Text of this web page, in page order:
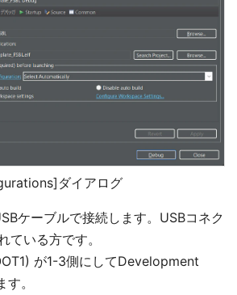
ダイアログ
ケーブルで接続します。USBコネク
ている方です。
が1-3側にしてDevelopment
。